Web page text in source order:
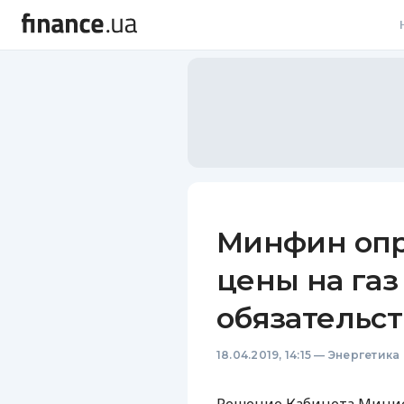
Минфин
цены на
18.04.2019, 14:15 — Энергетика